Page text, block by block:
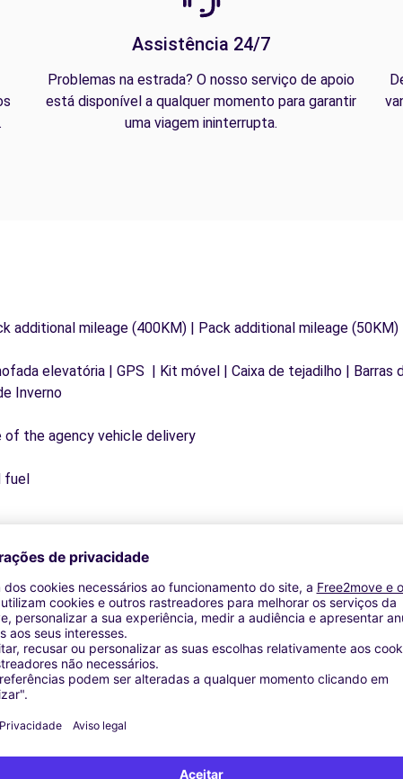
Assistência 24/7
Problemas na estrada? O nosso serviço de apoio
está disponível a qualquer momento para garantir
uma viagem ininterrupta.
additional mileage (400KM) | Pack additional mileage (50KM)
elevatória | GPS | Kit móvel | Caixa de tejadilho | Barras
Inverno
the agency vehicle delivery
fuel